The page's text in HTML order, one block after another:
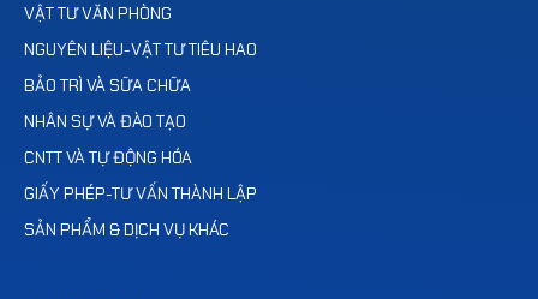
VẬT TƯ VĂN PHÒNG
NGUYÊN LIỆU-VẬT TƯ TIÊU HAO
BẢO TRÌ VÀ SỮA CHỮA
NHÂN SỰ VÀ ĐÀO TẠO
CNTT VÀ TỰ ĐỘNG HÓA
GIẤY PHÉP-TƯ VẤN THÀNH LẬP
SẢN PHẨM & DỊCH VỤ KHÁC